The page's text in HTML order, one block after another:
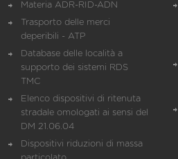
Materia ADR-RID-ADN
Trasporto delle merci
deperibili - ATP
Database delle località a
supporto dei sistemi RDS
TMC
Elenco dispositivi di ritenuta
stradale omologati ai sensi del
DM 21.06.04
Dispositivi riduzioni di massa